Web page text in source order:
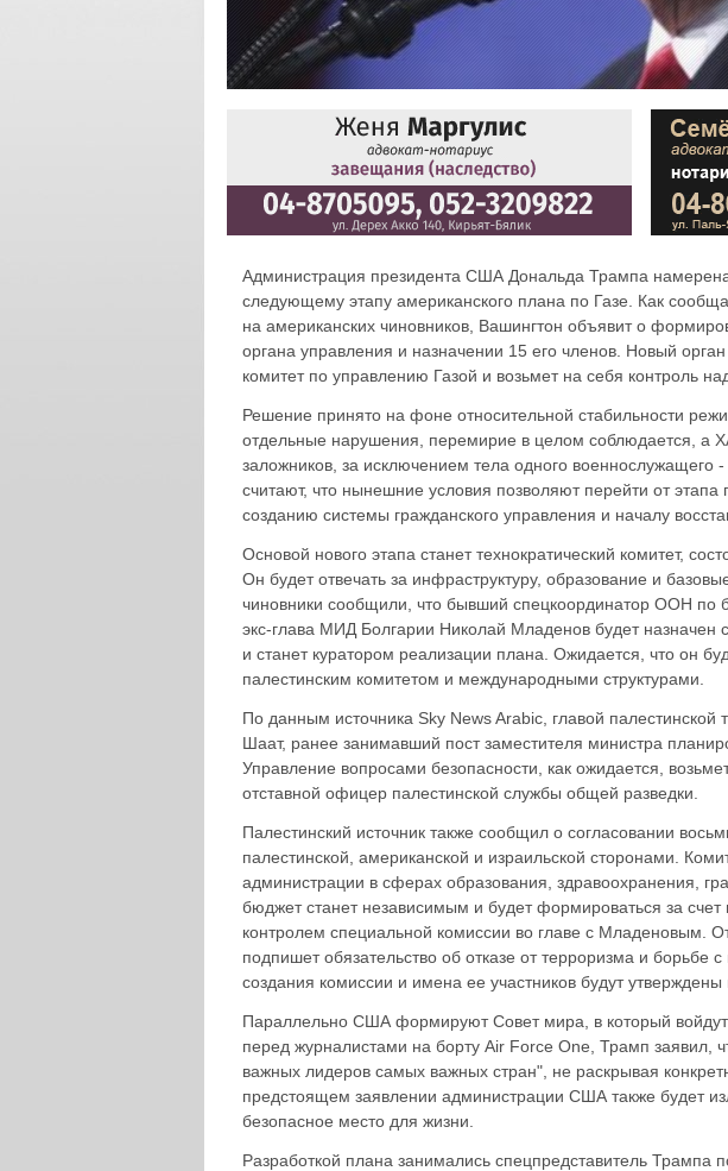
Администрация президента США Дональда Трампа
следующему этапу американского плана по Газе. Как
на американских чиновников, Вашингтон объявит о
органа управления и назначении 15 его членов. Новый
комитет по управлению Газой и возьмет на себя контроль
Решение принято на фоне относительной стабильности
отдельные нарушения, перемирие в целом соблюдается, а
заложников, за исключением тела одного военнослужащего
считают, что нынешние условия позволяют перейти от
созданию системы гражданского управления и началу
Основой нового этапа станет технократический комитет,
Он будет отвечать за инфраструктуру, образование и
чиновники сообщили, что бывший спецкоординатор ООН по
экс-глава МИД Болгарии Николай Младенов будет назначен
и станет куратором реализации плана. Ожидается, что он
палестинским комитетом и международными структурами.
По данным источника Sky News Arabic, главой палестинской
Шаат, ранее занимавший пост заместителя министра
Управление вопросами безопасности, как ожидается,
отставной офицер палестинской службы общей разведки.
Палестинский источник также сообщил о согласовании
палестинской, американской и израильской сторонами.
администрации в сферах образования, здравоохранения,
бюджет станет независимым и будет формироваться за
контролем специальной комиссии во главе с Младеновым.
подпишет обязательство об отказе от терроризма и борьбе
создания комиссии и имена ее участников будут
Параллельно США формируют Совет мира, в который войдут
перед журналистами на борту Air Force One, Трамп заявил,
важных лидеров самых важных стран", не раскрывая
предстоящем заявлении администрации США также будет
безопасное место для жизни.
Разработкой плана занимались спецпредставитель